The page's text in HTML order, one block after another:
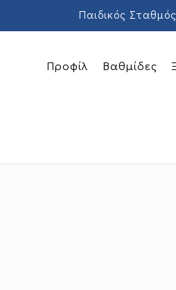
Παιδικός Σταθμός
Προφίλ Βαθμίδες